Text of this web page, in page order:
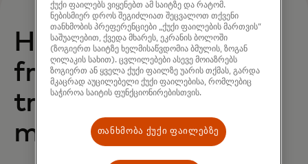
How can you benefit
from A2A
transaction fraud
monitoring?
ქუქი ფაილებს ვიყენებთ ამ საიტზე და რატომ.
ნებისმიერ დროს შეგიძლიათ შეცვალოთ თქვენი
თანხმობის პრეფერენციები „ქუქი ფაილების მართვის“
საშუალებით, ქვედა მხარეს, ეკრანის ბოლოში
(ზოგიერთ საიტზე ხელმისაწვდომია ბმულის, ზოგან
ღილაკის სახით). ცვლილებები ასევე მოიაზრებს
ზოგიერთ ან ყველა ქუქი ფაილზე უარის თქმას, გარდა
მკაცრად აუცილებელი ქუქი ფაილებისა, რომლებიც
საჭიროა საიტის ფუნქციონირებისთვის.
თანხმობა ქუქი ფაილებზე